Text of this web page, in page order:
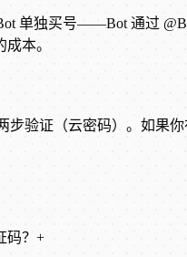
单独买号——Bot 通过
本。
步验证（云密码）。如果
？ +